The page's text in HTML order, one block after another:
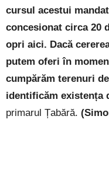
cursul acestui
concesionat circa 20
opri aici. Dacă
putem oferi în
cumpărăm terenuri
identificăm existența
primarul Țabără.